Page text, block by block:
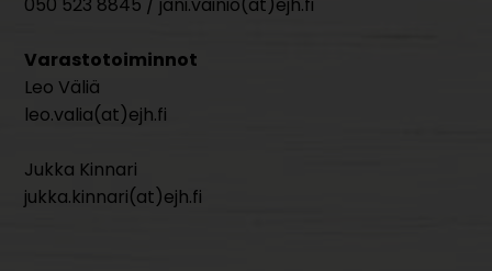
Varastotoiminnot
Leo Väliä
leo.valia(at)ejh.fi
Jukka Kinnari
jukka.kinnari(at)ejh.fi